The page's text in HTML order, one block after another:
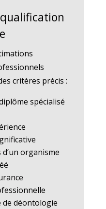
critères précis :
spécialisé
organisme
de déontologie